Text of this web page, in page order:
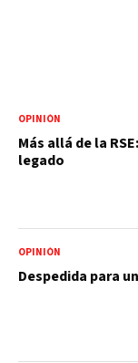
OPINIÓN
Más allá de la
legado
OPINIÓN
Despedida para